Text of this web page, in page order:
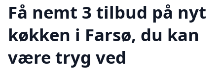
Få nemt 3 tilbud på nyt
køkken i Farsø, du kan
være tryg ved